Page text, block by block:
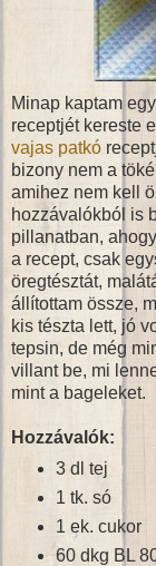
Minap kaptam
receptjét kereste
vajas patkó
bizony nem a
amihez nem kell
hozzávalókból is
pillanatban,
a recept, csak
öregtésztát,
állítottam össze,
kis tészta lett, jó
tepsin, de még
villant be, mi
mint a bageleket.
Hozzávalók:
3 dl tej
1 tk. só
1 ek. cukor
60 dkg BL